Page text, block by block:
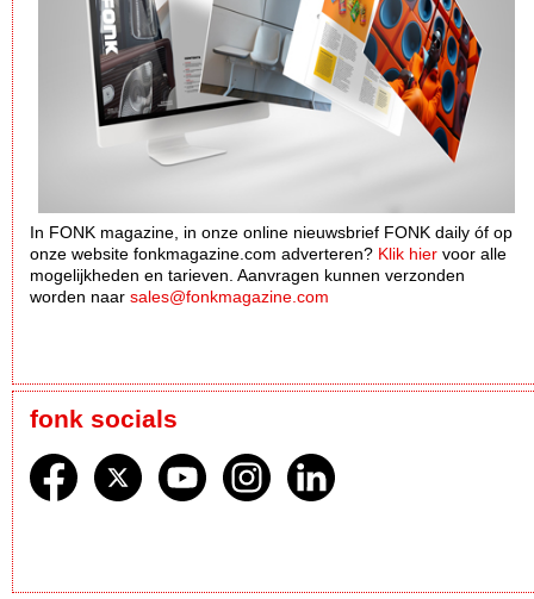
In FONK magazine, in onze online nieuwsbrief FONK daily óf op
onze website fonkmagazine.com adverteren? Klik hier voor alle
mogelijkheden en tarieven. Aanvragen kunnen verzonden
worden naar sales@fonkmagazine.com
fonk socials